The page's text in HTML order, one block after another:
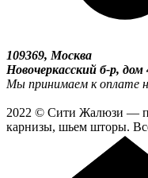
109369, Москва
Новочеркасский б-р, дом
Мы принимаем к оплате
2022 © Сити Жалюзи —
карнизы, шьем шторы.